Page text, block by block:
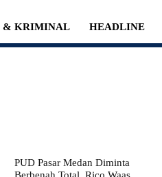
& KRIMINAL HEADLINE
PUD Pasar Medan Diminta
Berbenah Total, Rico Waas